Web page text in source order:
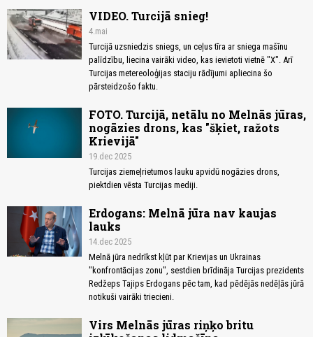
VIDEO. Turcijā snieg!
4.mai
Turcijā uzsniedzis sniegs, un ceļus tīra ar sniega mašīnu
palīdzību, liecina vairāki video, kas ievietoti vietnē "X". Arī
Turcijas metereoloģijas staciju rādījumi apliecina šo
pārsteidzošo faktu.
FOTO. Turcijā, netālu no Melnās jūras,
nogāzies drons, kas "šķiet, ražots
Krievijā"
19.dec 2025
Turcijas ziemeļrietumos lauku apvidū nogāzies drons,
piektdien vēsta Turcijas mediji.
Erdogans: Melnā jūra nav kaujas
lauks
14.dec 2025
Melnā jūra nedrīkst kļūt par Krievijas un Ukrainas
"konfrontācijas zonu", sestdien brīdināja Turcijas prezidents
Redžeps Tajips Erdogans pēc tam, kad pēdējās nedēļās jūrā
notikuši vairāki triecieni.
Virs Melnās jūras riņķo britu